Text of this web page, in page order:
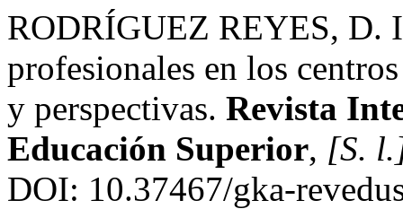
RODRÍGUEZ REYES, D.
profesionales en los
y perspectivas. Revista
Educación Superior, [S.
DOI: 10.37467/gka-